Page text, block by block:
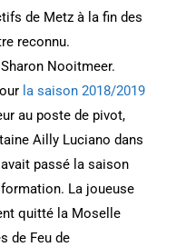
de Metz à la fin des
reconnu.
Nooitmeer.
la saison 2018/2019
au poste de pivot,
Ailly Luciano dans
passé la saison
La joueuse
quitté la Moselle
de Feu de